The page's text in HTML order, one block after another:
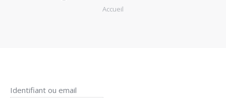
Vous êtes ici :
Accueil
Identifiant ou email